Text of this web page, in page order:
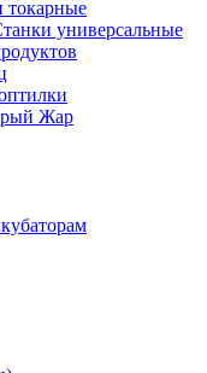
токарные
универсальные
Жар